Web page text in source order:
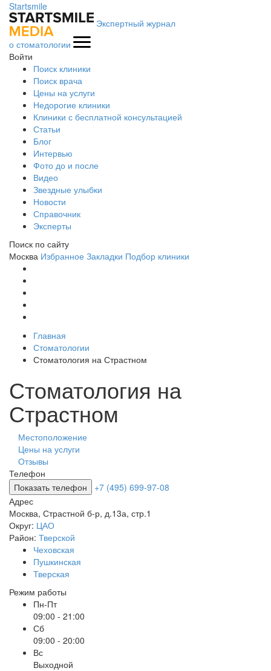
Startsmile
Экспертный журнал
о стоматологии
Войти
Поиск клиники
Поиск врача
Цены на услуги
Недорогие клиники
Клиники с бесплатной консультацией
Статьи
Блог
Интервью
Фото до и после
Видео
Звездные улыбки
Новости
Справочник
Эксперты
Поиск по сайту
Москва Избранное Закладки Подбор клиники
Главная
Стоматологии
Стоматология на Страстном
Стоматология на
Страстном
Местоположение
Цены на услуги
Отзывы
Телефон
Показать телефон
+7 (495) 699-97-08
Адрес
Москва, Страстной б-р, д.13а, стр.1
Округ: ЦАО
Район: Тверской
Чеховская
Пушкинская
Тверская
Режим работы
Пн-Пт
09:00 - 21:00
Сб
09:00 - 20:00
Вс
Выходной